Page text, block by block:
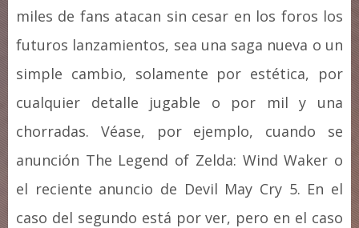
miles de fans atacan sin cesar en los foros los
futuros lanzamientos, sea una saga nueva o un
simple cambio, solamente por estética, por
cualquier detalle jugable o por mil y una
chorradas. Véase, por ejemplo, cuando se
anunción The Legend of Zelda: Wind Waker o
el reciente anuncio de Devil May Cry 5. En el
caso del segundo está por ver, pero en el caso